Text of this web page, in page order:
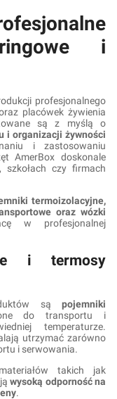
i
profesjonalnego
placówek żywienia
są z myślą o
i organizacji żywności
i zastosowaniu
AmerBox doskonale
szkołach czy firmach
termoizolacyjne,
oraz wózki
w profesjonalnej
i termosy
są pojemniki
do transportu i
temperaturze.
utrzymać zarówno
i serwowania.
takich jak
wysoką odporność na
.